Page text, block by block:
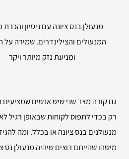
מנעולן בנס ציונה עם ניסיון והכרת
המנעולים והצילינדרים. שמירה
ומניעת נזק מיותר ויקר
גם קורה מצד שני שיש אנשים שמציעים
רק בכדי לתפוס לקוחות שבאופן רגיל
מנעולנים בנס ציונה או בכלל. ומה
מישהו שהייתם רוצים שיהיה מנעולן